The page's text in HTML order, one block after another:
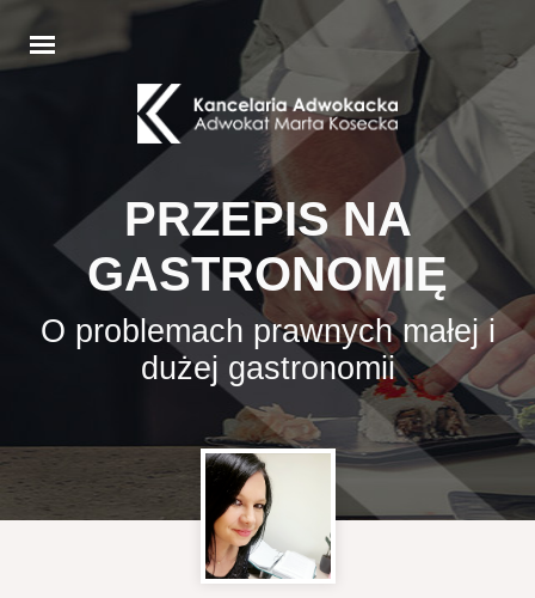
PRZEPIS NA
GASTRONOMIĘ
O problemach prawnych małej i
dużej gastronomii